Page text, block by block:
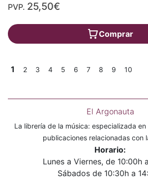
PVP. 25,50€
Comprar
1 2 3 4 5 6 7 8 9 10
El Argonauta
La librería de la música: especializada
publicaciones relacionadas con
Horario:
Lunes a Viernes, de 10:00h
Sábados de 10:30h a